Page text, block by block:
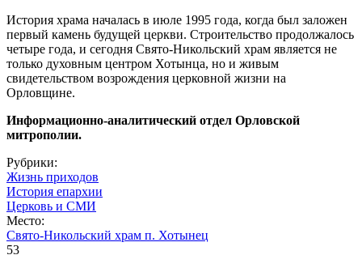
История храма началась в июле 1995 года, когда был заложен
первый камень будущей церкви. Строительство продолжалось
четыре года, и сегодня Свято-Никольский храм является не
только духовным центром Хотынца, но и живым
свидетельством возрождения церковной жизни на
Орловщине.
Информационно-аналитический отдел Орловской
митрополии.
Рубрики:
Жизнь приходов
История епархии
Церковь и СМИ
Место:
Свято-Никольский храм п. Хотынец
53